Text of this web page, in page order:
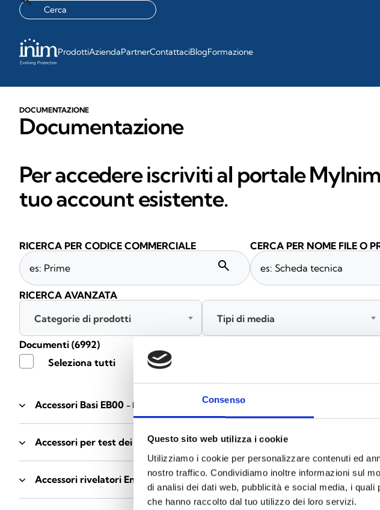
Consenso
Questo sito web utilizza i cookie
Utilizziamo i cookie per personalizzare contenuti ed
nostro traffico. Condividiamo inoltre informazioni sul
di analisi dei dati web, pubblicità e social media, i
che hanno raccolto dal tuo utilizzo dei loro servizi.
ProdottiAziendaPartnerContattaciBlogFormazione
DOCUMENTAZIONE
Documentazione
Per accedere iscriviti al portale
tuo account esistente.
Accessori Basi EB00 - Materiali
Accessori per test dei rivelatori - Materiali(6)
Accessori rivelatori Enea - Materiali(35)
Documenti (6992)
Seleziona tutti
RICERCA PER CODICE COMMERCIALE
search
CERCA PER NOME FILE O
RICERCA AVANZATA
Categorie di prodotti
Tipi di media